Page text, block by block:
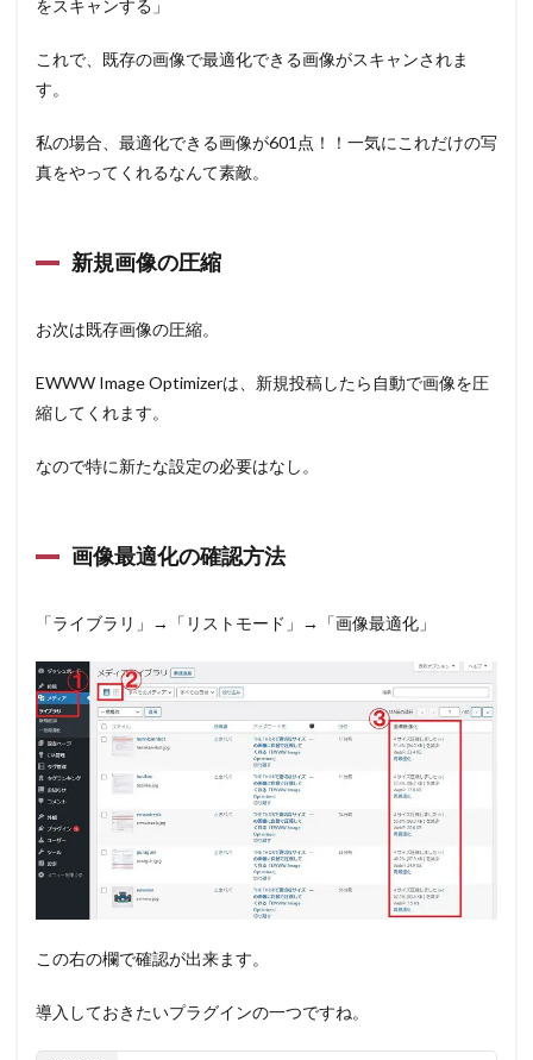
をスキャンする」
これで、既存の画像で最適化できる画像がスキャンされま
す。
私の場合、最適化できる画像が601点！！一気にこれだけの写
真をやってくれるなんて素敵。
新規画像の圧縮
お次は既存画像の圧縮。
EWWW Image Optimizerは、新規投稿したら自動で画像を圧
縮してくれます。
なので特に新たな設定の必要はなし。
画像最適化の確認方法
「ライブラリ」→「リストモード」→「画像最適化」
この右の欄で確認が出来ます。
導入しておきたいプラグインの一つですね。